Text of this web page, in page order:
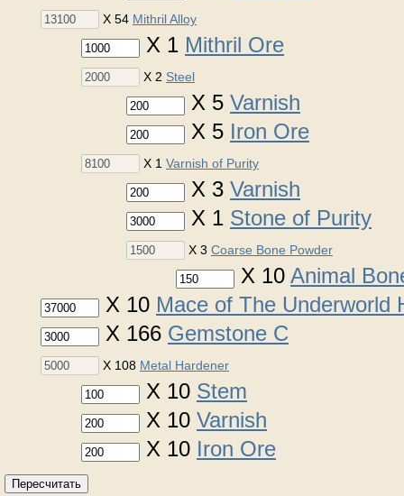
X 54 Mithril Alloy
X 1 Mithril Ore
X 2 Steel
X 5 Varnish
X 5 Iron Ore
X 1 Varnish of Purity
X 3 Varnish
X 1 Stone of Purity
X 3 Coarse Bone Powder
X 10 Animal
X 10 Mace of The Underworld
X 166 Gemstone C
X 108 Metal Hardener
X 10 Stem
X 10 Varnish
X 10 Iron Ore
Пересчитать